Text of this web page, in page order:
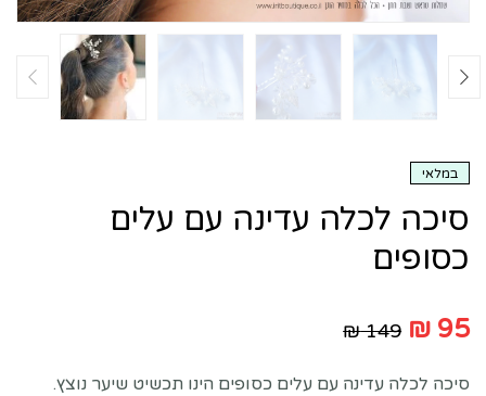
במלאי
סיכה לכלה עדינה עם עלים
כסופים
₪149 ₪ 95
סיכה לכלה עדינה עם עלים כסופים הינו תכשיט שיער נוצץ.